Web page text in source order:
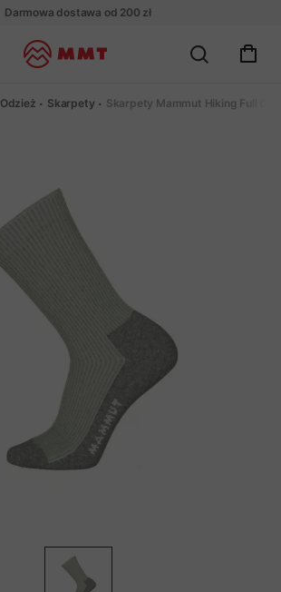
Darmowa dostawa od 200 zł
Odzież Skarpety Skarpety Mammut Hiking Full